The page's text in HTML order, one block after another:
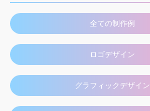
全ての制作例
ロゴデザイン
グラフィックデザイン